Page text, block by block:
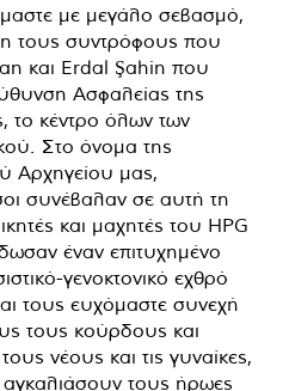
με μεγάλο σεβασμό,
τους συντρόφους που
και Erdal Şahin που
Ασφαλείας της
το κέντρο όλων των
Στο όνομα της
Αρχηγείου μας,
συνέβαλαν σε αυτή τη
και μαχητές του HPG
έναν επιτυχημένο
γενοκτονικό εχθρό
τους ευχόμαστε συνεχή
τους κούρδους και
νέους και τις γυναίκες,
τους ήρωες